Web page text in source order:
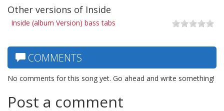
Other versions of Inside
Inside (album Version) bass tabs
COMMENTS
No comments for this song yet. Go ahead and write something!
Post a comment